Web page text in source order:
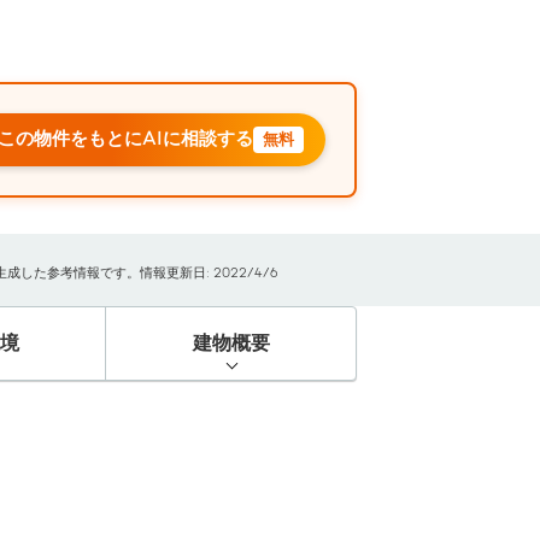
の物件をもとにAIに相談する 無料
成した参考情報です。情報更新日: 2022/4/6
建物概要